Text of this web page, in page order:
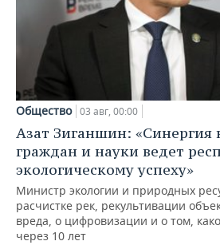
Общество 03 авг, 00:00
Азат Зиганшин: «Синергия
граждан и науки ведет
экологическому успеху»
Министр экологии и природных
расчистке рек, рекультивации
вреда, о цифровизации и о том,
через 10 лет